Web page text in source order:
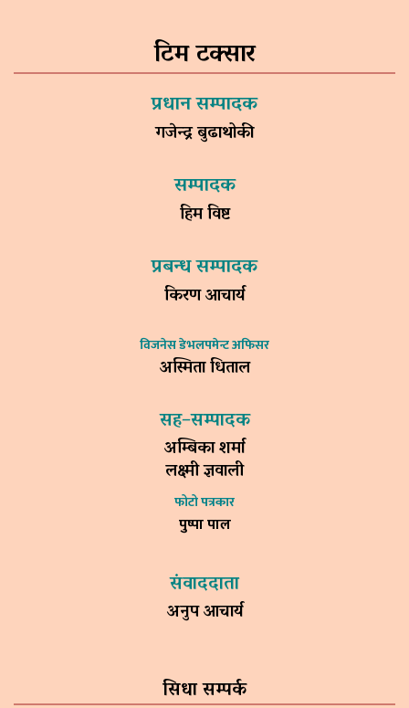
टिम टक्सार
प्रधान सम्पादक
गजेन्द्र बुढाथोकी
सम्पादक
हिम विष्ट
प्रबन्ध सम्पादक
किरण आचार्य
विजनेस डेभलपमेन्ट अफिसर
अस्मिता धिताल
सह–सम्पादक
अम्बिका शर्मा
लक्ष्मी ज्ञवाली
फोटो पत्रकार
पुष्पा पाल
संवाददाता
अनुप आचार्य
सिधा सम्पर्क